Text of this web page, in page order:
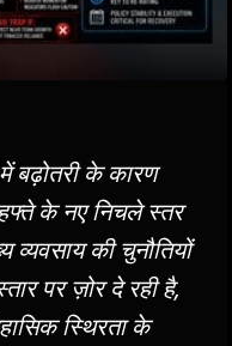
बढ़ोतरी के कारण
के नए निचले स्तर
की चुनौतियों
पर ज़ोर दे रही है,
स्थिरता के